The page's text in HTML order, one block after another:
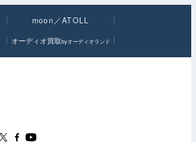
moon／ATOLL
オーディオ買取byオーディオランド